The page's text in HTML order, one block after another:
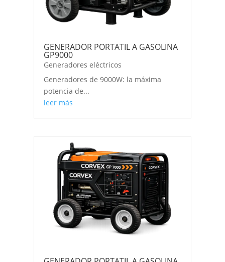
GENERADOR PORTATIL A GASOLINA
GP9000
Generadores eléctricos
Generadores de 9000W: la máxima
potencia de...
leer más